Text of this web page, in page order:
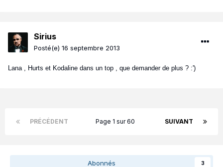
Sirius
Posté(e) 16 septembre 2013
Lana , Hurts et Kodaline dans un top , que demander de plus ? :')
PRÉCÉDENT SUIVANT
Page 1 sur 60
Abonnés 3